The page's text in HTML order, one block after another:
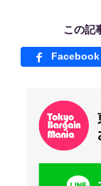
この記
Facebook